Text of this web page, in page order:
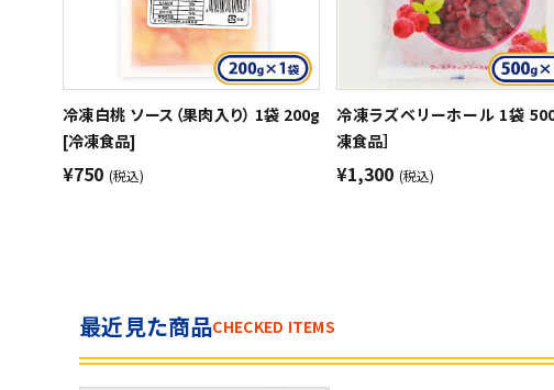
冷凍白桃 ソース（果肉入り） 1袋 200g
[冷凍食品]
¥750 (税込)
冷凍ラズベリーホール 1袋
凍食品］
¥1,300 (税込)
最近見た商品CHECKED ITEMS